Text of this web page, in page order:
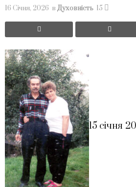
16 Січня, 2026 в Духовність 15
15 січня